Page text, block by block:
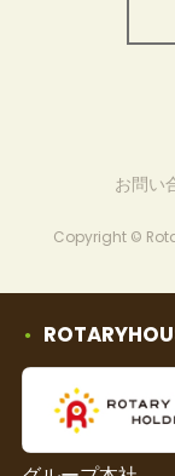
お問い
Copyright ©